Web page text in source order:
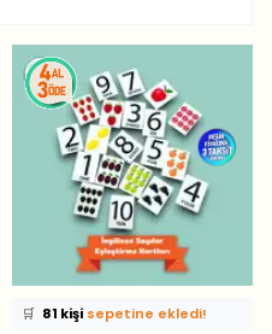
⭐️ Bu ürünü384 kişifavoriledi!
🛒 81 kişi sepetine ekledi!